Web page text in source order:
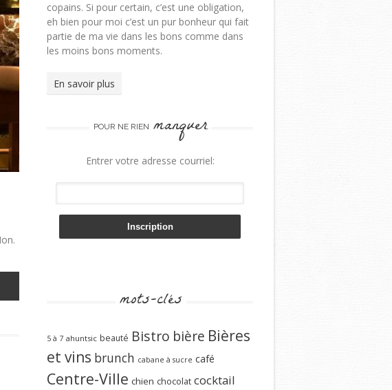
copains. Si pour certain, c’est une obligation,
eh bien pour moi c’est un pur bonheur qui fait
partie de ma vie dans les bons comme dans
les moins bons moments.
En savoir plus
POUR NE RIEN manquer
Entrer votre adresse courriel:
mots-clés
5 à 7 ahuntsic beauté Bistro bière Bières
et vins brunch cabane à sucre café
Centre-Ville chien chocolat cocktail